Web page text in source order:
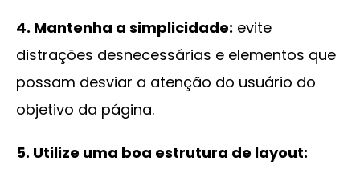
4. Mantenha a simplicidade: evite
distrações desnecessárias e elementos que
possam desviar a atenção do usuário do
objetivo da página.
5. Utilize uma boa estrutura de layout: